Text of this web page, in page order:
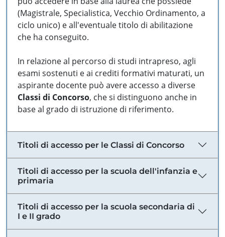
(Magistrale, Specialistica, Vecchio Ordinamento, a
ciclo unico) e all'eventuale titolo di abilitazione
che ha conseguito.
In relazione al percorso di studi intrapreso, agli
esami sostenuti e ai crediti formativi maturati, un
aspirante docente può avere accesso a diverse
Classi di Concorso, che si distinguono anche in
base al grado di istruzione di riferimento.
Titoli di accesso per le Classi di Concorso
Titoli di accesso per la scuola dell'infanzia e
primaria
Titoli di accesso per la scuola secondaria di
I e II grado